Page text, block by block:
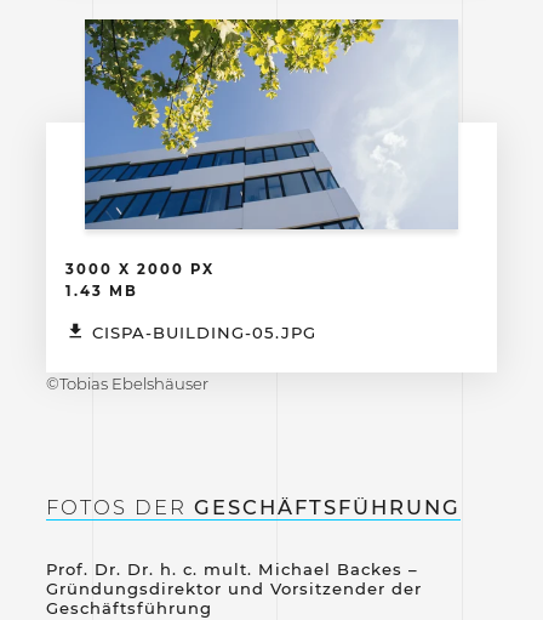
3000 X 2000 PX
1.43 MB
CISPA-BUILDING-05.JPG
©Tobias Ebelshäuser
FOTOS DER GESCHÄFTSFÜHRUNG
Prof. Dr. Dr. h. c. mult. Michael Backes –
Gründungsdirektor und Vorsitzender der
Geschäftsführung